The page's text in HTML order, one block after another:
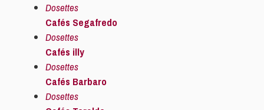
Dosettes
Cafés Segafredo
Dosettes
Cafés illy
Dosettes
Cafés Barbaro
Dosettes